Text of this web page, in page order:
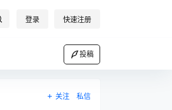
登录 快速注册
投稿
关注 私信